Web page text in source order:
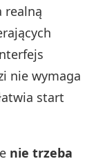
realną
nie wymaga
start
nie trzeba